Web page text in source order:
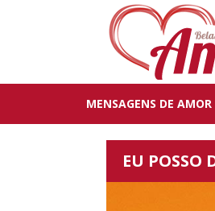
MENSAGENS DE AMOR
EU POSSO